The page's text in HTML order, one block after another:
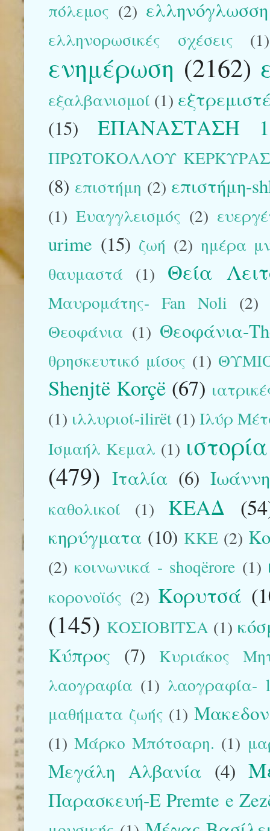
πόλεμος (2)
ελληνορωσικές σχέσεις (1)
ενημέρωση (2162)
εξαλβανισμοί (1)
(15)
ΕΠΑΝΑΣΤΑΣΗ
ΠΡΩΤΟΚΟΛΛΟΥ
(8) επιστήμη (2) επιστήμη-
(1) Ευαγγλεισμός (2)
urime (15) ζωή (2) ημέρα
θαυμαστά
(1) Θεία
Μαυρομάτης- Fan Noli (2)
Θεοφάνια (1) Θεοφάνια-
θρησκευτικό μίσος (1)
Shenjtë Korçë (67)
(1) ιλλυριοί-ilirët (1) Ιλύρ
Ισμαήλ Κεμαλ (1) ιστορία
(479) Ιταλία (6)
καθολικοί (1) ΚΕΑΔ
κηρύγματα (10) ΚΚΕ (2)
(2) κοινωνικά - shoqërore (1)
κορονοϊός (2) Κορυτσά
(145) ΚΟΣΙΟΒΙΤΣΑ (1)
Κύπρος (7)
Κυριάκος
λαογραφία (1) λαογραφία-
μαθήματα ζωής (1)
(1) Μάρκο Μπότσαρη. (1)
Μεγάλη Αλβανία (4)
Παρασκευή-E Premte e